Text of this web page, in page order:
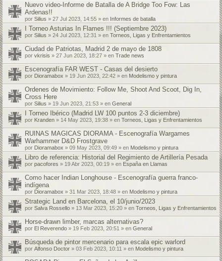
Nuevo video-Informe de Batalla de A Bridge Too Fow: Las
Ardenas!!
por Silius » 27 Jul 2023, 14:55 » en Informes de batalla
I Torneo Asturias In Flames !!! (Septiembre 2023)
por Silius » 24 Jul 2023, 12:31 » en Torneos, Ligas y Enfrentamientos
Ciudad de Patriotas, Madrid 2 de mayo de 1808
por vkrisis » 27 Jun 2023, 18:27 » en Trade news
Escenografía FAR WEST - Casas del desierto
por Dioramabox » 19 Jun 2023, 22:42 » en Modelismo y pintura
Ordenes de Movimiento: Follow Me, Shoot And Scoot, Dig In,
Cross Here
por Silius » 19 Jun 2023, 21:53 » en General
I Torneo Ibérico (Madrid LW 100 puntos 2-3 diciembre)
por Kranden » 14 May 2023, 19:38 » en Torneos, Ligas y Enfrentamientos
RUINAS MAGICAS DIORAMA - Escenografía Wargames
Warhammer D&D Frostgrave
por Dioramabox » 09 May 2023, 09:49 » en Modelismo y pintura
Libro de referencia: Historial del Regimiento de Artillería Pesada
por pacofores » 19 Abr 2023, 00:19 » en España en Llamas
Como hacer Indian Longhouse - Escenografía guerra franco-
indígena
por Dioramabox » 31 Mar 2023, 18:48 » en Modelismo y pintura
Strategic Land en Barcelona, el 10/junio/2023
por Salva Rossello » 13 Mar 2023, 15:20 » en Torneos, Ligas y Enfrentamientos
Horse-drawn limber, marcas alternativas?
por El Reverendo » 19 Feb 2023, 20:51 » en General
Búsqueda de pintor mercenario para escala epic warlord
por Alfonso Doctor » 03 Feb 2023, 10:11 » en Modelismo y pintura